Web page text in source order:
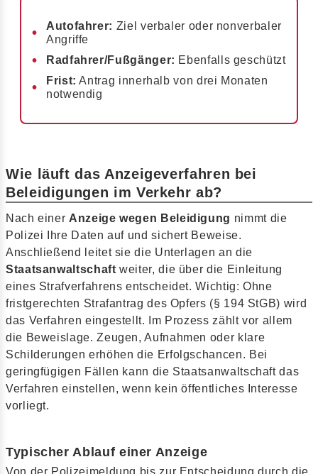
Autofahrer: Ziel verbaler oder nonverbaler
Angriffe
Radfahrer/Fußgänger: Ebenfalls geschützt
Frist: Antrag innerhalb von drei Monaten
notwendig
Wie läuft das Anzeigeverfahren bei
Beleidigungen im Verkehr ab?
Nach einer Anzeige wegen Beleidigung nimmt die
Polizei Ihre Daten auf und sichert Beweise.
Anschließend leitet sie die Unterlagen an die
Staatsanwaltschaft weiter, die über die Einleitung
eines Strafverfahrens entscheidet. Wichtig: Ohne
fristgerechten Strafantrag des Opfers (§ 194 StGB) wird
das Verfahren eingestellt. Im Prozess zählt vor allem
die Beweislage. Zeugen, Aufnahmen oder klare
Schilderungen erhöhen die Erfolgschancen. Bei
geringfügigen Fällen kann die Staatsanwaltschaft das
Verfahren einstellen, wenn kein öffentliches Interesse
vorliegt.
Typischer Ablauf einer Anzeige
Von der Polizeimeldung bis zur Entscheidung durch die